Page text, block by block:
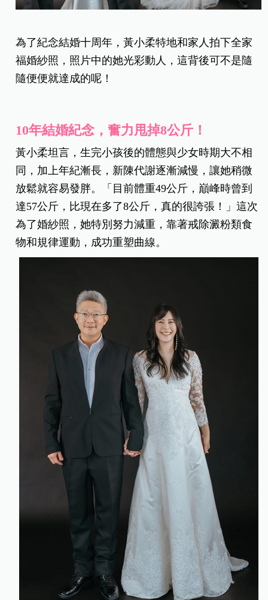
為了紀念結婚十周年，黃小柔特地和家人拍下全家
福婚紗照，照片中的她光彩動人，這背後可不是隨
隨便便就達成的呢！
10年結婚紀念，奮力甩掉8公斤！
黃小柔坦言，生完小孩後的體態與少女時期大不相
同，加上年紀漸長，新陳代謝逐漸減慢，讓她稍微
放鬆就容易發胖。「目前體重49公斤，巔峰時曾到
達57公斤，比現在多了8公斤，真的很誇張！」這次
為了婚紗照，她特別努力減重，靠著戒除澱粉類食
物和規律運動，成功重塑曲線。